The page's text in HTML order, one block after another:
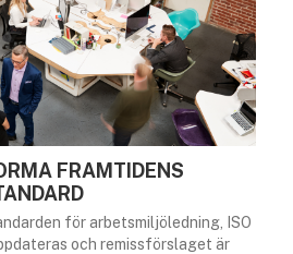
FRAMTIDENS
för arbetsmiljöledning, ISO
och remissförslaget är